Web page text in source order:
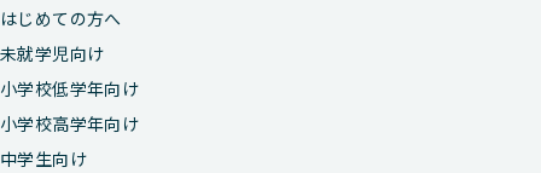
はじめての方へ
未就学児向け
小学校低学年向け
小学校高学年向け
中学生向け